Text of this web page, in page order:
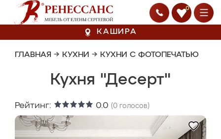
0
КАШИРА
ГЛАВНАЯ → КУХНИ → КУХНИ С ФОТОПЕЧАТЬЮ
Кухня "Десерт"
Рейтинг: 0.0 (0 голосов)